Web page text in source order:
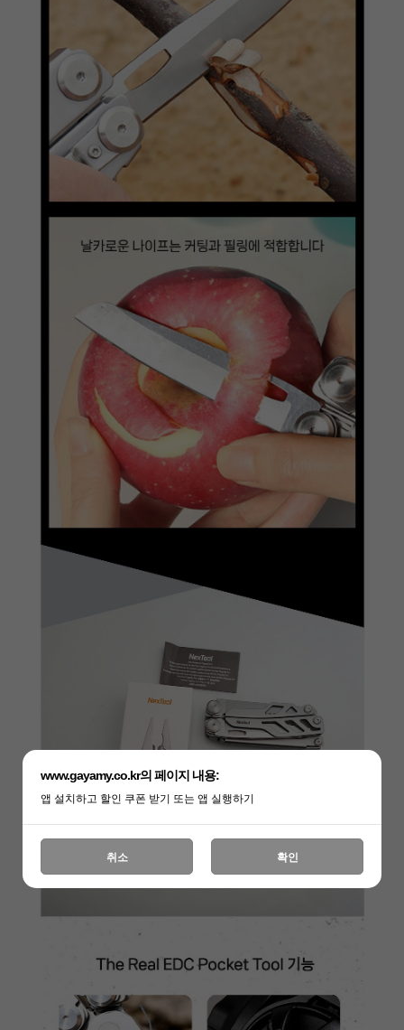
www.gayamy.co.kr의 페이지 내용:
앱 설치하고 할인 쿠폰 받기 또는 앱 실행하기
취소 확인